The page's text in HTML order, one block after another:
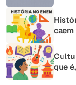
caem
que